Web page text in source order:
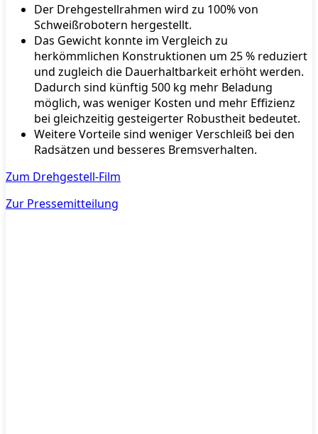
Der Drehgestellrahmen wird zu 100% von
Schweißrobotern hergestellt.
Das Gewicht konnte im Vergleich zu
herkömmlichen Konstruktionen um 25 % reduziert
und zugleich die Dauerhaltbarkeit erhöht werden.
Dadurch sind künftig 500 kg mehr Beladung
möglich, was weniger Kosten und mehr Effizienz
bei gleichzeitig gesteigerter Robustheit bedeutet.
Weitere Vorteile sind weniger Verschleiß bei den
Radsätzen und besseres Bremsverhalten.
Zum Drehgestell-Film
Zur Pressemitteilung